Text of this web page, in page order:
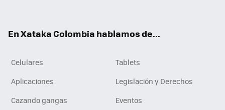
En Xataka Colombia hablamos de...
Celulares
Tablets
Aplicaciones
Legislación y Derechos
Cazando gangas
Eventos